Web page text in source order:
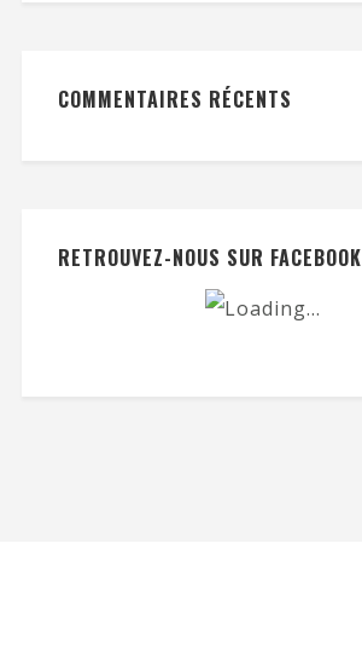
COMMENTAIRES RÉCENTS
RETROUVEZ-NOUS SUR FACEBOOK